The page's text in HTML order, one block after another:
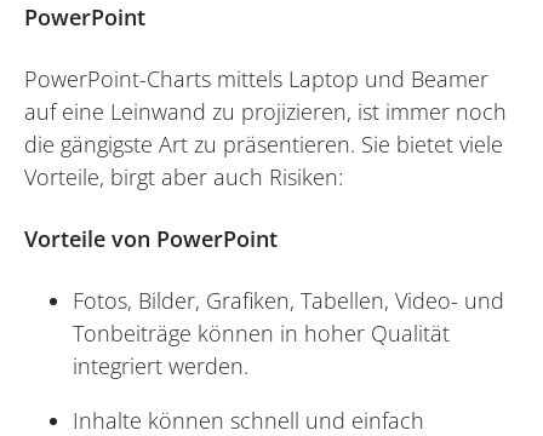
PowerPoint
PowerPoint-Charts mittels Laptop und Beamer
auf eine Leinwand zu projizieren, ist immer noch
die gängigste Art zu präsentieren. Sie bietet viele
Vorteile, birgt aber auch Risiken:
Vorteile von PowerPoint
Fotos, Bilder, Grafiken, Tabellen, Video- und
Tonbeiträge können in hoher Qualität
integriert werden.
Inhalte können schnell und einfach